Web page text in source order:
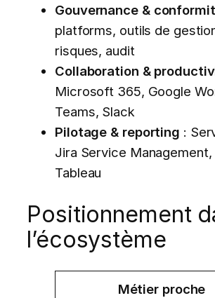
Gouvernance &
platforms, outils de
risques, audit
Collaboration &
Microsoft 365, Google
Teams, Slack
Pilotage & reporting :
Jira Service
Tableau
Positionnement
l’écosystème
Métier proche